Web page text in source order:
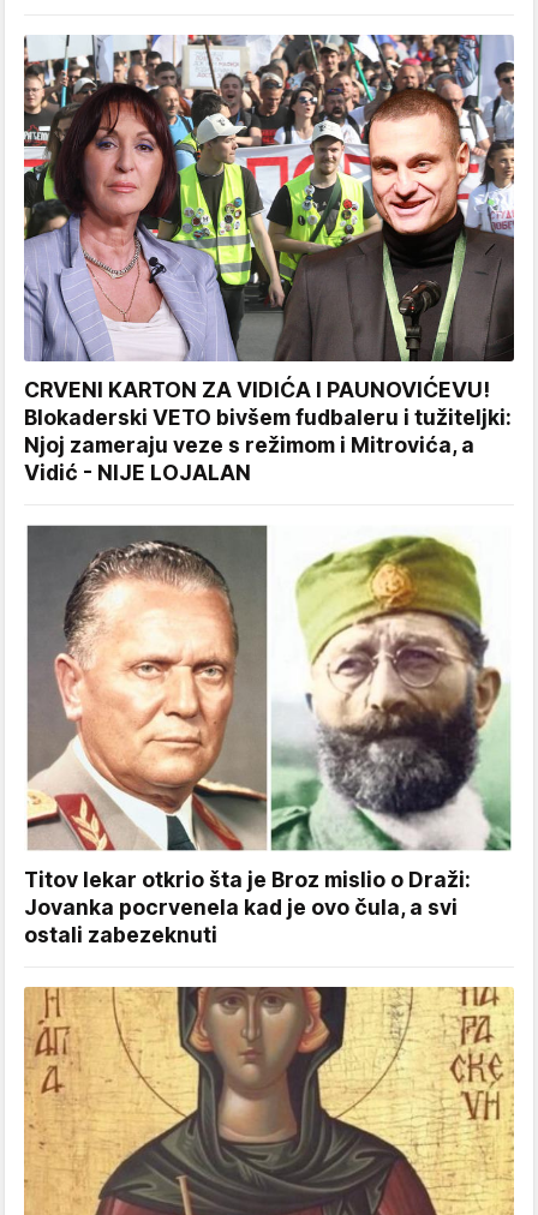
CRVENI KARTON ZA VIDIĆA I PAUNOVIĆEVU!
Blokaderski VETO bivšem fudbaleru i tužiteljki:
Njoj zameraju veze s režimom i Mitrovića, a
Vidić - NIJE LOJALAN
Titov lekar otkrio šta je Broz mislio o Draži:
Jovanka pocrvenela kad je ovo čula, a svi
ostali zabezeknuti